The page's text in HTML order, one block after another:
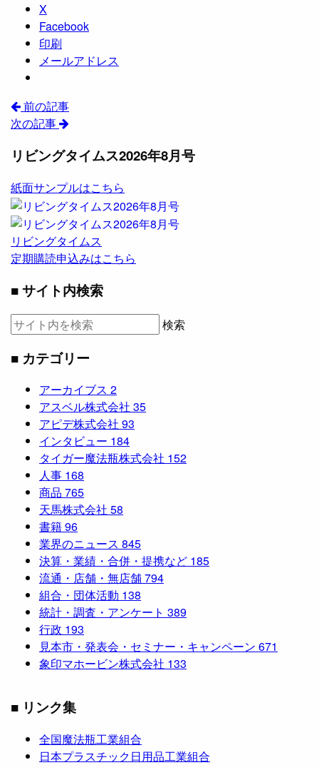
X
Facebook
印刷
メールアドレス
前の記事
次の記事
リビングタイムス2026年8月号
紙面サンプルはこちら
リビングタイムス
定期購読申込みはこちら
■ サイト内検索
検索
■ カテゴリー
アーカイブス 2
アスベル株式会社 35
アピデ株式会社 93
インタビュー 184
タイガー魔法瓶株式会社 152
人事 168
商品 765
天馬株式会社 58
書籍96
業界のニュース 845
決算・業績・合併・提携など 185
流通・店舗・無店舗794
組合・団体活動 138
統計・調査・アンケート 389
行政 193
見本市・発表会・セミナー・キャンペーン 671
象印マホービン株式会社 133
■ リンク集
全国魔法瓶工業組合
日本プラスチック日用品工業組合